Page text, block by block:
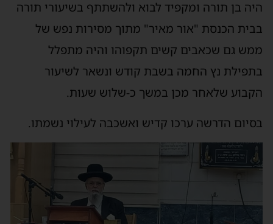
היה בן תורה ומקפיד לבוא ולהשתתף בשיעורי תורה
בבית הכנסת "אור מאיר" מתוך מסירות נפש של
ממש גם שכאבים קשים תקפוהו והיה מתפלל
בתפילת נץ החמה בשבת קודש ונשאר לשיעור
הקבוע שלאחר מכן במשך כ-שלוש שעות.
בסיום הדרשה ערכו קדיש ואשכבה לעילוי נשמתו.